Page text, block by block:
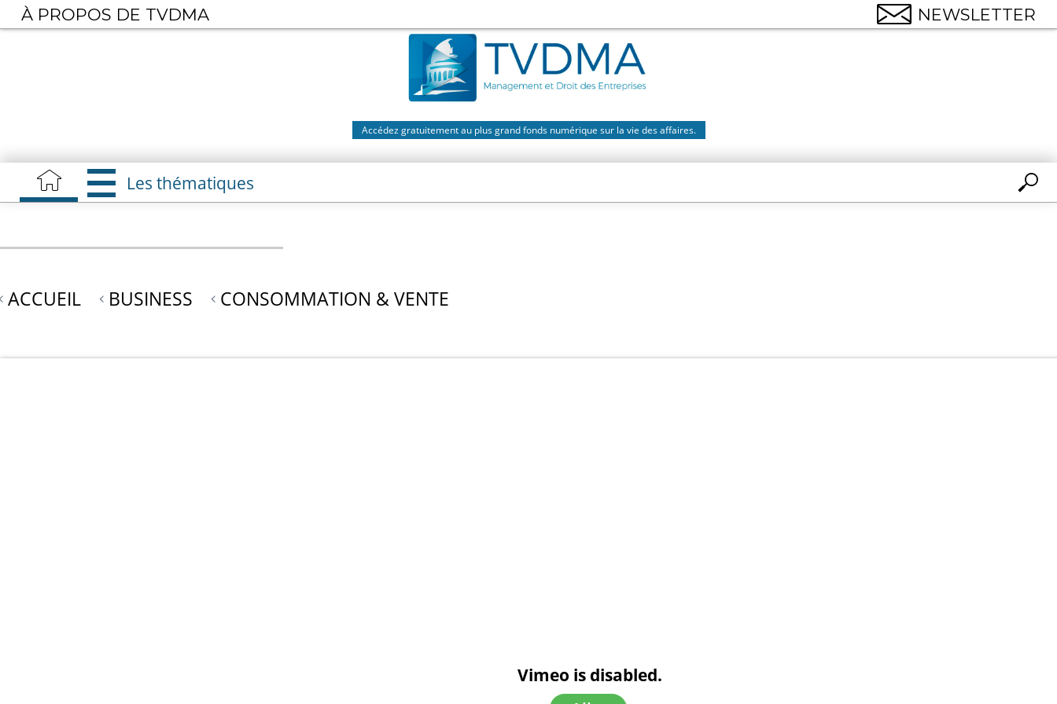
Aller
au
Accédez gratuitement au plus grand fonds numérique sur la vie des affaires.
Les thématiques
ACCUEIL BUSINESS CONSOMMATION & VENTE
Vimeo is disabled.
À PROPOS DE TVDMA NEWSLETTER